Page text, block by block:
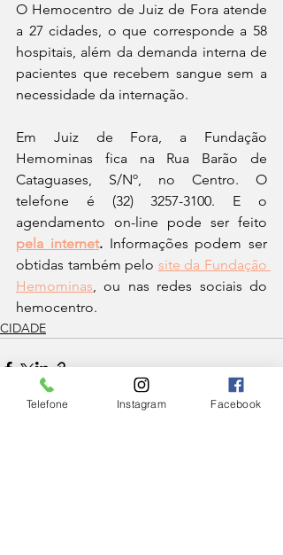
O Hemocentro de Juiz de Fora atende
a 27 cidades, o que corresponde a 58
hospitais, além da demanda interna de
pacientes que recebem sangue sem a
necessidade da internação.
Em Juiz de Fora, a Fundação
Hemominas fica na Rua Barão de
Cataguases, S/Nº, no Centro. O
telefone é (32) 3257-3100. E o
agendamento on-line pode ser feito
pela internet. Informações podem ser
obtidas também pelo site da Fundação
Hemominas, ou nas redes sociais do
hemocentro.
CIDADE
Telefone Instagram Facebook